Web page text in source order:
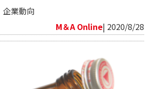
企業動向
M＆A Online| 2020/8/28